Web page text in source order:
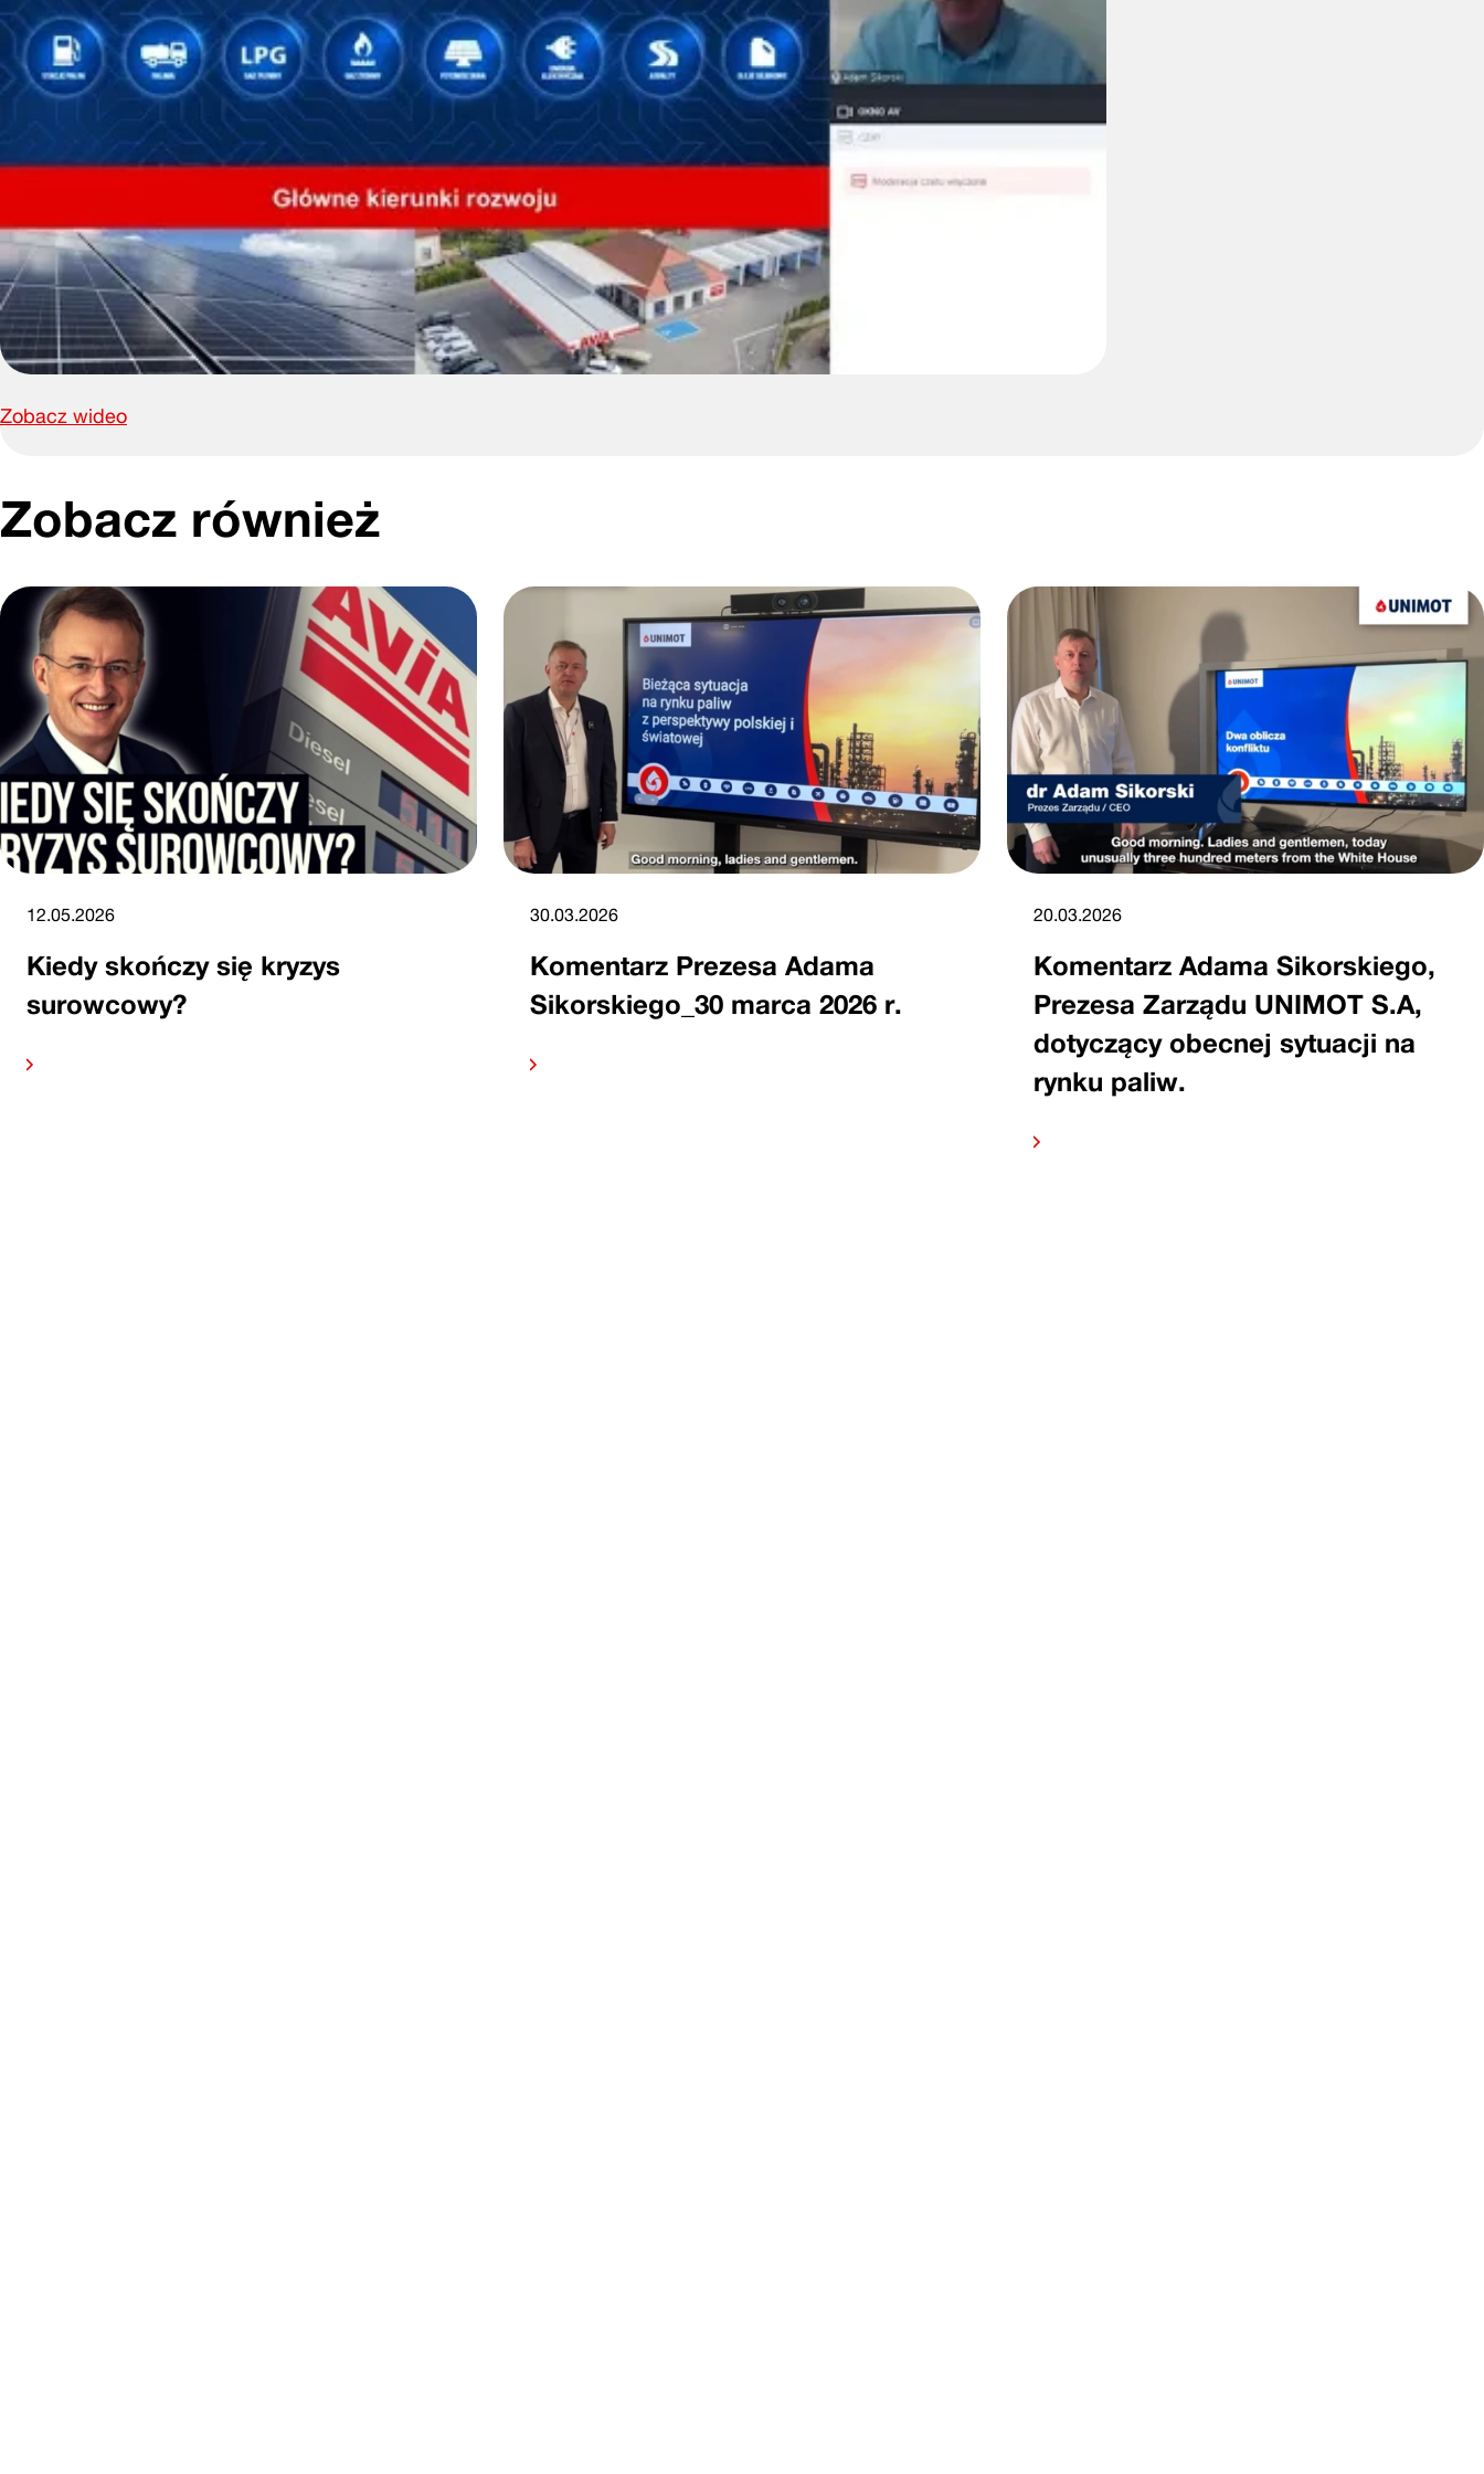
Zobacz wideo
Zobacz również
12.05.2026
Kiedy skończy się kryzys
surowcowy?
30.03.2026
Komentarz Prezesa Adama
Sikorskiego_30 marca 2026 r.
20.03.2026
Komentarz Adama Sikorskiego,
Prezesa Zarządu UNIMOT S.A,
dotyczący obecnej sytuacji na
rynku paliw.